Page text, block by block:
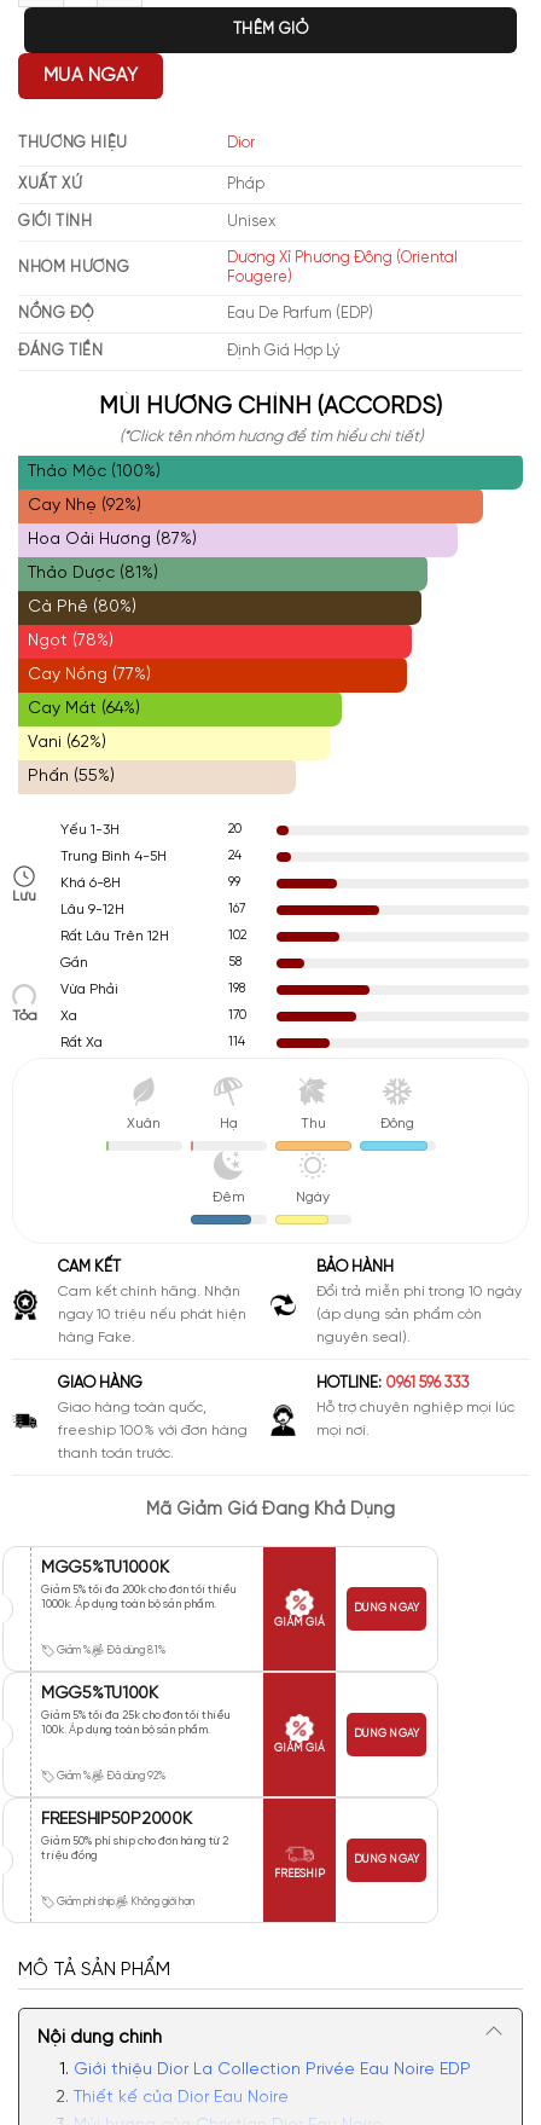
THÊM GIỎ
MUA NGAY
THƯƠNG HIỆU Dior
XUẤT XỨ Pháp
GIỚI TÍNH Unisex
NHÓM HƯƠNG
Dương Xỉ Phương Đông (Oriental
Fougere)
NỒNG ĐỘ Eau De Parfum (EDP)
ĐÁNG TIỀN Định Giá Hợp Lý
MÙI HƯƠNG CHÍNH (ACCORDS)
(*Click tên nhóm hương để tìm hiểu chi tiết)
Thảo Mộc (100%)
Cay Nhẹ (92%)
Hoa Oải Hương (87%)
Thảo Dược (81%)
Cà Phê (80%)
Ngọt (78%)
Cay Nồng (77%)
Cay Mát (64%)
Vani (62%)
Phấn (55%)
Lưu
Yếu 1-3H
20
Trung Bình 4-5H
24
Khá 6-8H
99
Lâu 9-12H
167
Rất Lâu Trên 12H
102
Tỏa
Gần
58
Vừa Phải
198
Xa
170
Rất Xa
114
Xuân Hạ Thu Đông
Đêm Ngày
CAM KẾT
Cam kết chính hãng. Nhận
ngay 10 triệu nếu phát hiện
hàng Fake.
BẢO HÀNH
Đổi trả miễn phí trong 10 ngày
(áp dụng sản phẩm còn
nguyên seal).
GIAO HÀNG
Giao hàng toàn quốc,
freeship 100% với đơn hàng
thanh toán trước.
HOTLINE: 0961 596 333
Hỗ trợ chuyên nghiệp mọi lúc
mọi nơi.
Mã Giảm Giá Đang Khả Dụng
MGG5%TU1000K
Giảm 5% tối đa 200k cho đơn tối thiểu
1000k. Áp dụng toàn bộ sản phẩm.
Giảm % Đã dùng 81%
GIẢM GIÁ
DÙNG NGAY
MGG5%TU100K
Giảm 5% tối đa 25k cho đơn tối thiểu
100k. Áp dụng toàn bộ sản phẩm.
Giảm % Đã dùng 92%
GIẢM GIÁ
DÙNG NGAY
FREESHIP50P2000K
Giảm 50% phí ship cho đơn hàng từ 2
triệu đồng
Giảm phí ship Không giới hạn
FREESHIP
DÙNG NGAY
MÔ TẢ SẢN PHẨM
Nội dung chính
Giới thiệu Dior La Collection Privée Eau Noire EDP
Thiết kế của Dior Eau Noire